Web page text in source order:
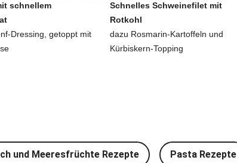
schnellem
Dressing, getoppt mit
Schnelles Schweinefilet mit
Rotkohl
dazu Rosmarin-Kartoffeln und
Kürbiskern-Topping
und Meeresfrüchte Rezepte Pasta Rezepte